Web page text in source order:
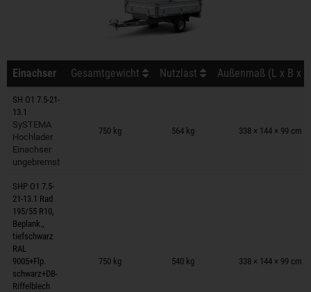
Einachser Gesamtgewicht Nutzlast Außenmaß (L x B x
SH O1 7.5-21-
13.1
SySTEMA
Hochlader
Einachser
ungebremst
750 kg 564 kg 338 × 144 × 99 cm
Anhänger auf Merkzettel
SHP O1 7.5-
21-13.1 Rad
195/55 R10,
Beplank.,
tiefschwarz
RAL
9005+Flp.
schwarz+DB-
Riffelblech
750 kg 540 kg 338 × 144 × 99 cm
Anhänger auf Merkzettel